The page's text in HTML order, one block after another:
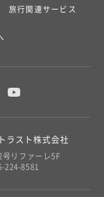
旅行関連サービス
ラスト株式会社
リファーレ5F
224-8581